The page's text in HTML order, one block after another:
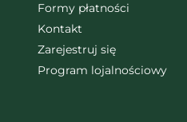
Formy płatności
Kontakt
Zarejestruj się
Program lojalnościowy